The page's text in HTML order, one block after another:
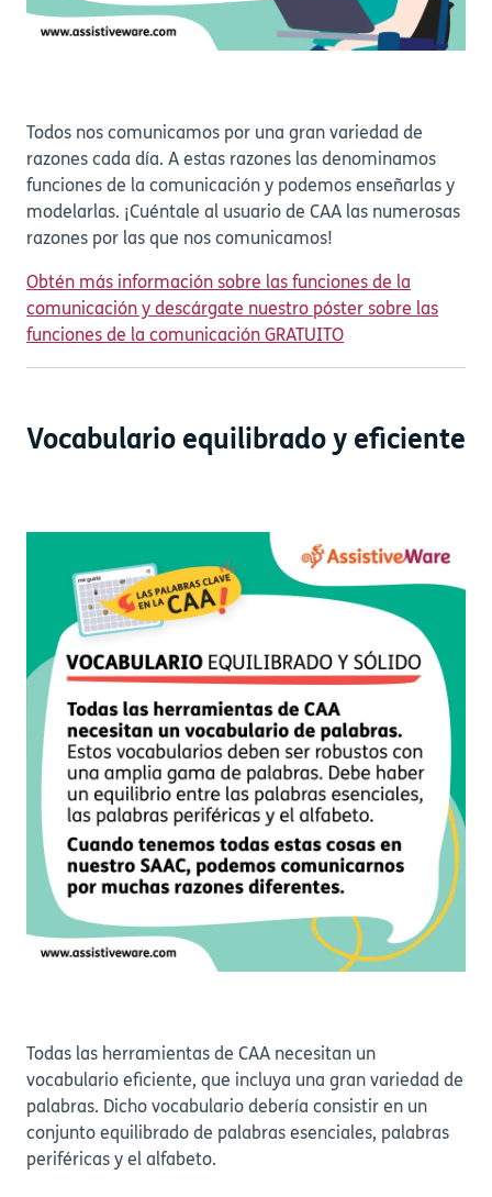
Todos nos comunicamos por una gran variedad de
razones cada día. A estas razones las denominamos
funciones de la comunicación y podemos enseñarlas y
modelarlas. ¡Cuéntale al usuario de CAA las numerosas
razones por las que nos comunicamos!
Obtén más información sobre las funciones de la
comunicación y descárgate nuestro póster sobre las
funciones de la comunicación GRATUITO
Vocabulario equilibrado y eficiente
Todas las herramientas de CAA necesitan un
vocabulario eficiente, que incluya una gran variedad de
palabras. Dicho vocabulario debería consistir en un
conjunto equilibrado de palabras esenciales, palabras
periféricas y el alfabeto.